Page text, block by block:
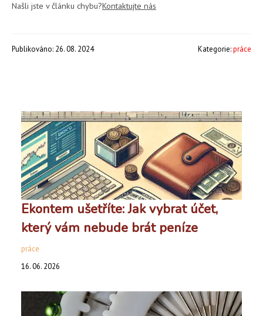
Našli jste v článku chybu?Kontaktujte nás
Publikováno: 26. 08. 2024 Kategorie:práce
Ekontem ušetříte: Jak vybrat účet,
který vám nebude brát peníze
práce
16. 06. 2026